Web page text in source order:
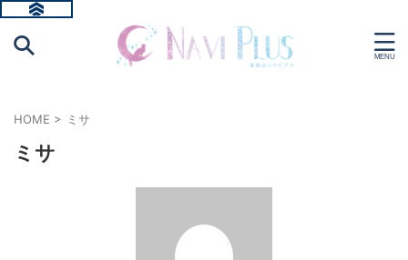
HOME > ミサ
ミサ